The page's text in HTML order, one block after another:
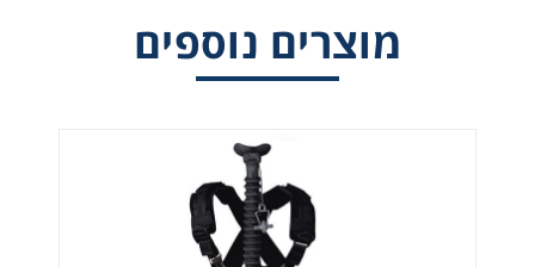
מוצרים נוספים
מערכת נשימה סגורה SavOxCap60